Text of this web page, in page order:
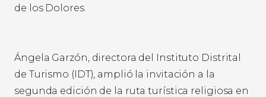
de los Dolores.
Ángela Garzón, directora del Instituto Distrital
de Turismo (IDT), amplió la invitación a la
segunda edición de la ruta turística religiosa en